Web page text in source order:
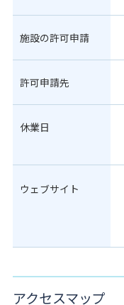
施設の許可申請
許可申請先
休業日
ウェブサイト
アクセスマップ